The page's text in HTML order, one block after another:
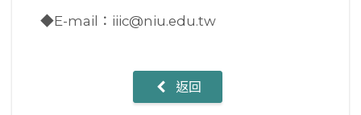
◆E-mail：iiic@niu.edu.tw
返回